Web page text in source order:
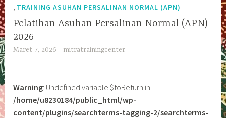
, TRAINING ASUHAN PERSALINAN NORMAL (APN)
Pelatihan Asuhan Persalinan Normal (APN)
2026
Maret 7, 2026 mitratrainingcenter
Warning: Undefined variable $toReturn in
/home/u8230184/public_html/wp-
content/plugins/searchterms-tagging-2/searchterms-